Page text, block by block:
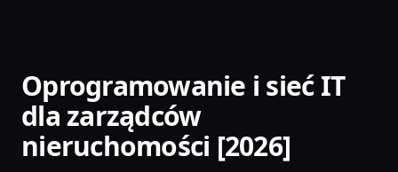
Oprogramowanie i sieć IT
dla zarządców
nieruchomości [2026]